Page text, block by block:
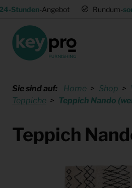
Stunden-Angebot Rundum-
Sie sind auf: Home Shop
Teppiche
Teppich Nando
Teppich